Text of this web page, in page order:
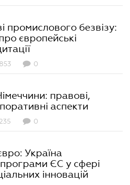
промислового безвізу:
європейські
853 0
правові,
аспекти
235 0
Україна
ЄС у сфері
інновацій